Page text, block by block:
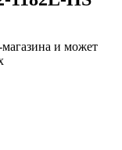
магазина и может